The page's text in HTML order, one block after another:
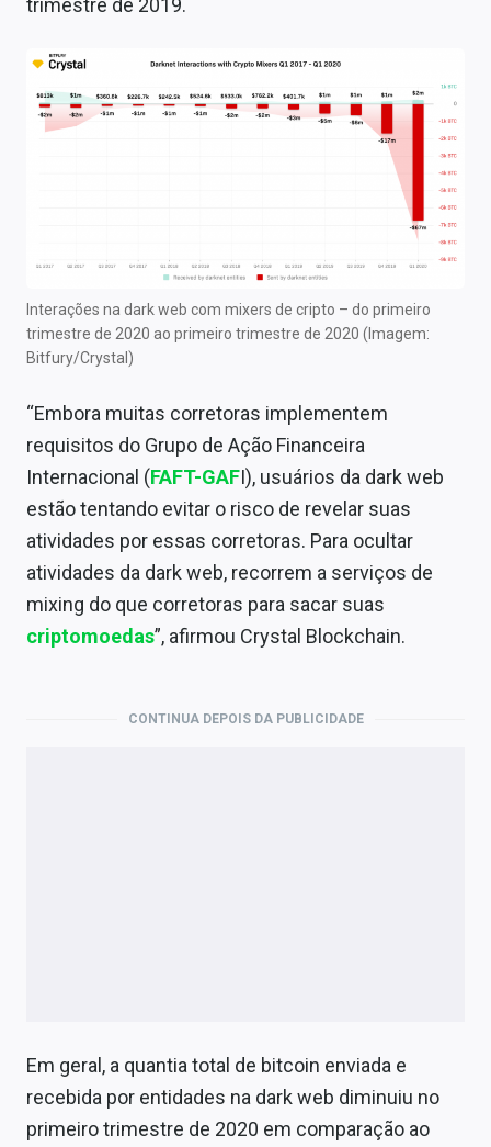
trimestre de 2019.
Interações na dark web com mixers de cripto – do primeiro
trimestre de 2020 ao primeiro trimestre de 2020 (Imagem:
Bitfury/Crystal)
“Embora muitas corretoras implementem
requisitos do Grupo de Ação Financeira
Internacional (FAFT-GAFI), usuários da dark web
estão tentando evitar o risco de revelar suas
atividades por essas corretoras. Para ocultar
atividades da dark web, recorrem a serviços de
mixing do que corretoras para sacar suas
criptomoedas”, afirmou Crystal Blockchain.
CONTINUA DEPOIS DA PUBLICIDADE
Em geral, a quantia total de bitcoin enviada e
recebida por entidades na dark web diminuiu no
primeiro trimestre de 2020 em comparação ao